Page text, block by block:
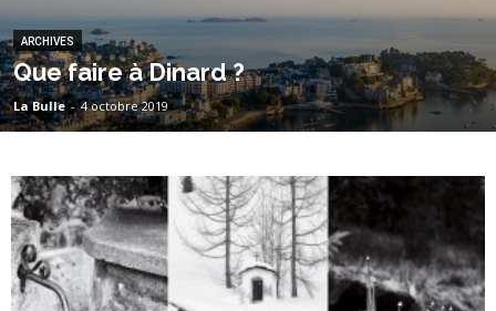
ARCHIVES
Que faire à Dinard ?
La Bulle - 4 octobre 2019